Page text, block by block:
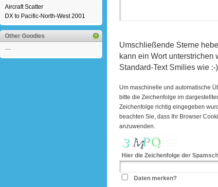
Aircraft Scatter
DX to Pacific-North-West 2001
Other Goodies
---
Umschließende Sterne
kann ein Wort unterstrichen
Standard-Text Smilies wie
Um maschinelle und automatische
bitte die Zeichenfolge im
Zeichenfolge richtig eingegeben
beachten Sie, dass Ihr Browser
anzuwenden.
Hier die Zeichenfolge der
Daten merken?